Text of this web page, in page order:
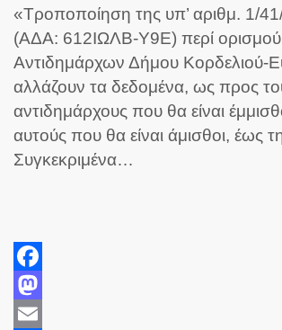
«Τροποποίηση της υπ’ αριθμ. 1/
(ΑΔΑ: 612ΙΩΛΒ-Υ9Ε) περί ορισμού
Αντιδημάρχων Δήμου Κορδελιού-
αλλάζουν τα δεδομένα, ως προς
αντιδημάρχους που θα είναι
αυτούς που θα είναι άμισθοι, έως
Συγκεκριμένα…
Facebook
Mastodon